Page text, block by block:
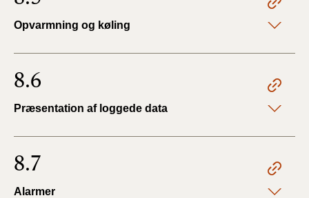
Opvarmning og køling
8.6
Præsentation af loggede data
8.7
Alarmer